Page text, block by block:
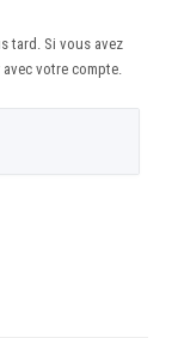
tard. Si vous avez
votre compte.